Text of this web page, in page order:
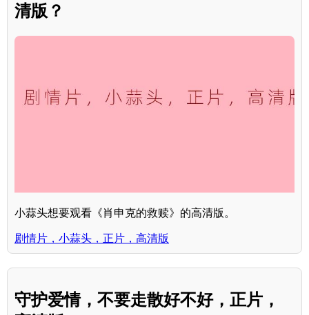
清版？
小蒜头想要观看《肖申克的救赎》的高清版。
剧情片，小蒜头，正片，高清版
守护爱情，不要走散好不好，正片，